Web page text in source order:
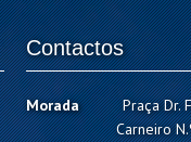
Contactos
Morada
Praça Dr.
Carneiro